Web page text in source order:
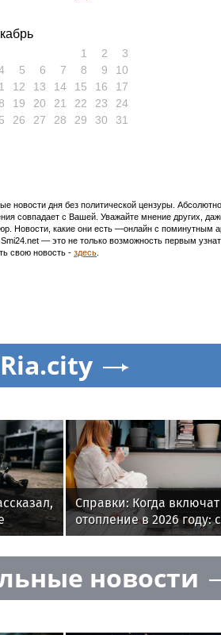
1 2
3
5 6 7 8 9
10
12 13 14 15 16
17
19 20 21 22 23
24
26 27 28 29 30 31
дня без политической цензуры.
совпадает с Вашей. Уважайте мнение других,
Новости, какие они есть —онлайн с поминутным
— это не только возможность первым
свою новость - здесь
Ria.city
Справки: Когда включат
отопление в 2026 году:
Москве и регионах
новости